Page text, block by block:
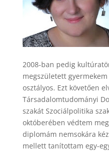
2008-ban pedig
megszületett
osztályos. Ezt követően
Társadalomtudományi
szakát Szociálpolitika
októberében védtem
diplomám nemsokára
mellett tanítottam egy-